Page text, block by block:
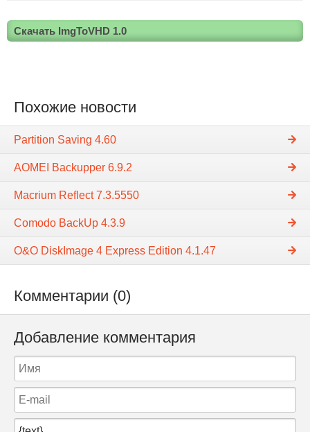
Скачать ImgToVHD 1.0
Похожие новости
Partition Saving 4.60
AOMEI Backupper 6.9.2
Macrium Reflect 7.3.5550
Comodo BackUp 4.3.9
O&O DiskImage 4 Express Edition 4.1.47
Комментарии (0)
Добавление комментария